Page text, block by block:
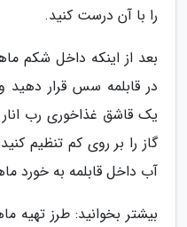
را با آن درست کنید.
بعد از اینکه داخل شکم
در قابلمه سس قرار
یک قاشق غذاخوری رب
گاز را بر روی کم تنظیم
آب داخل قابلمه به خورد
بیشتر بخوانید: طرز تهیه